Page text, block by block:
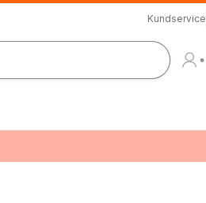
Kundservice